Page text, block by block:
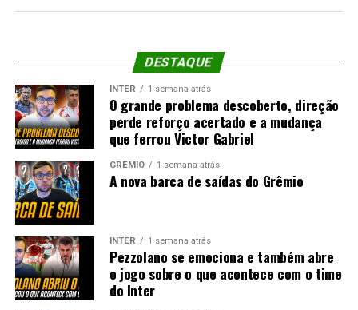
DESTAQUE
INTER 1 semana atrás
O grande problema descoberto, direção
perde reforço acertado e a mudança
que ferrou Victor Gabriel
GRÊMIO 1 semana atrás
A nova barca de saídas do Grêmio
INTER 1 semana atrás
Pezzolano se emociona e também abre
o jogo sobre o que acontece com o time
do Inter